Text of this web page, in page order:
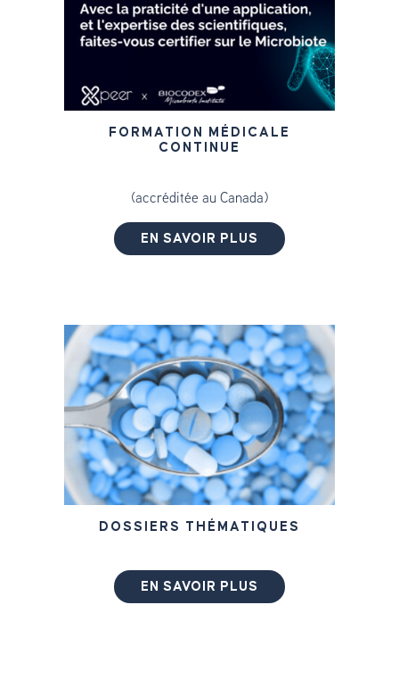
FORMATION MÉDICALE
CONTINUE
(accréditée au Canada)
EN SAVOIR PLUS
DOSSIERS THÉMATIQUES
EN SAVOIR PLUS